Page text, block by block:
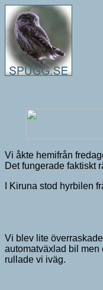
Vi åkte hemifrån
Det fungerade faktiskt
I Kiruna stod hyrbilen
Vi blev lite
automatväxlad bil men
rullade vi iväg.